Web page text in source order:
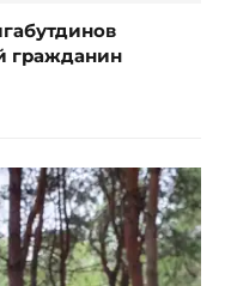
гражданин